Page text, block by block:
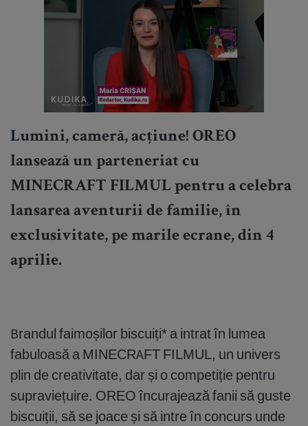
Lumini, cameră, acțiune! OREO
lansează un parteneriat cu
MINECRAFT FILMUL pentru a celebra
lansarea aventurii de familie, în
exclusivitate, pe marile ecrane, din 4
aprilie.
Brandul faimoșilor biscuiți* a intrat în lumea
fabuloasă a MINECRAFT FILMUL, un univers
plin de creativitate, dar și o competiție pentru
supraviețuire. OREO încurajează fanii să guste
biscuiții, să se joace și să intre în concurs unde